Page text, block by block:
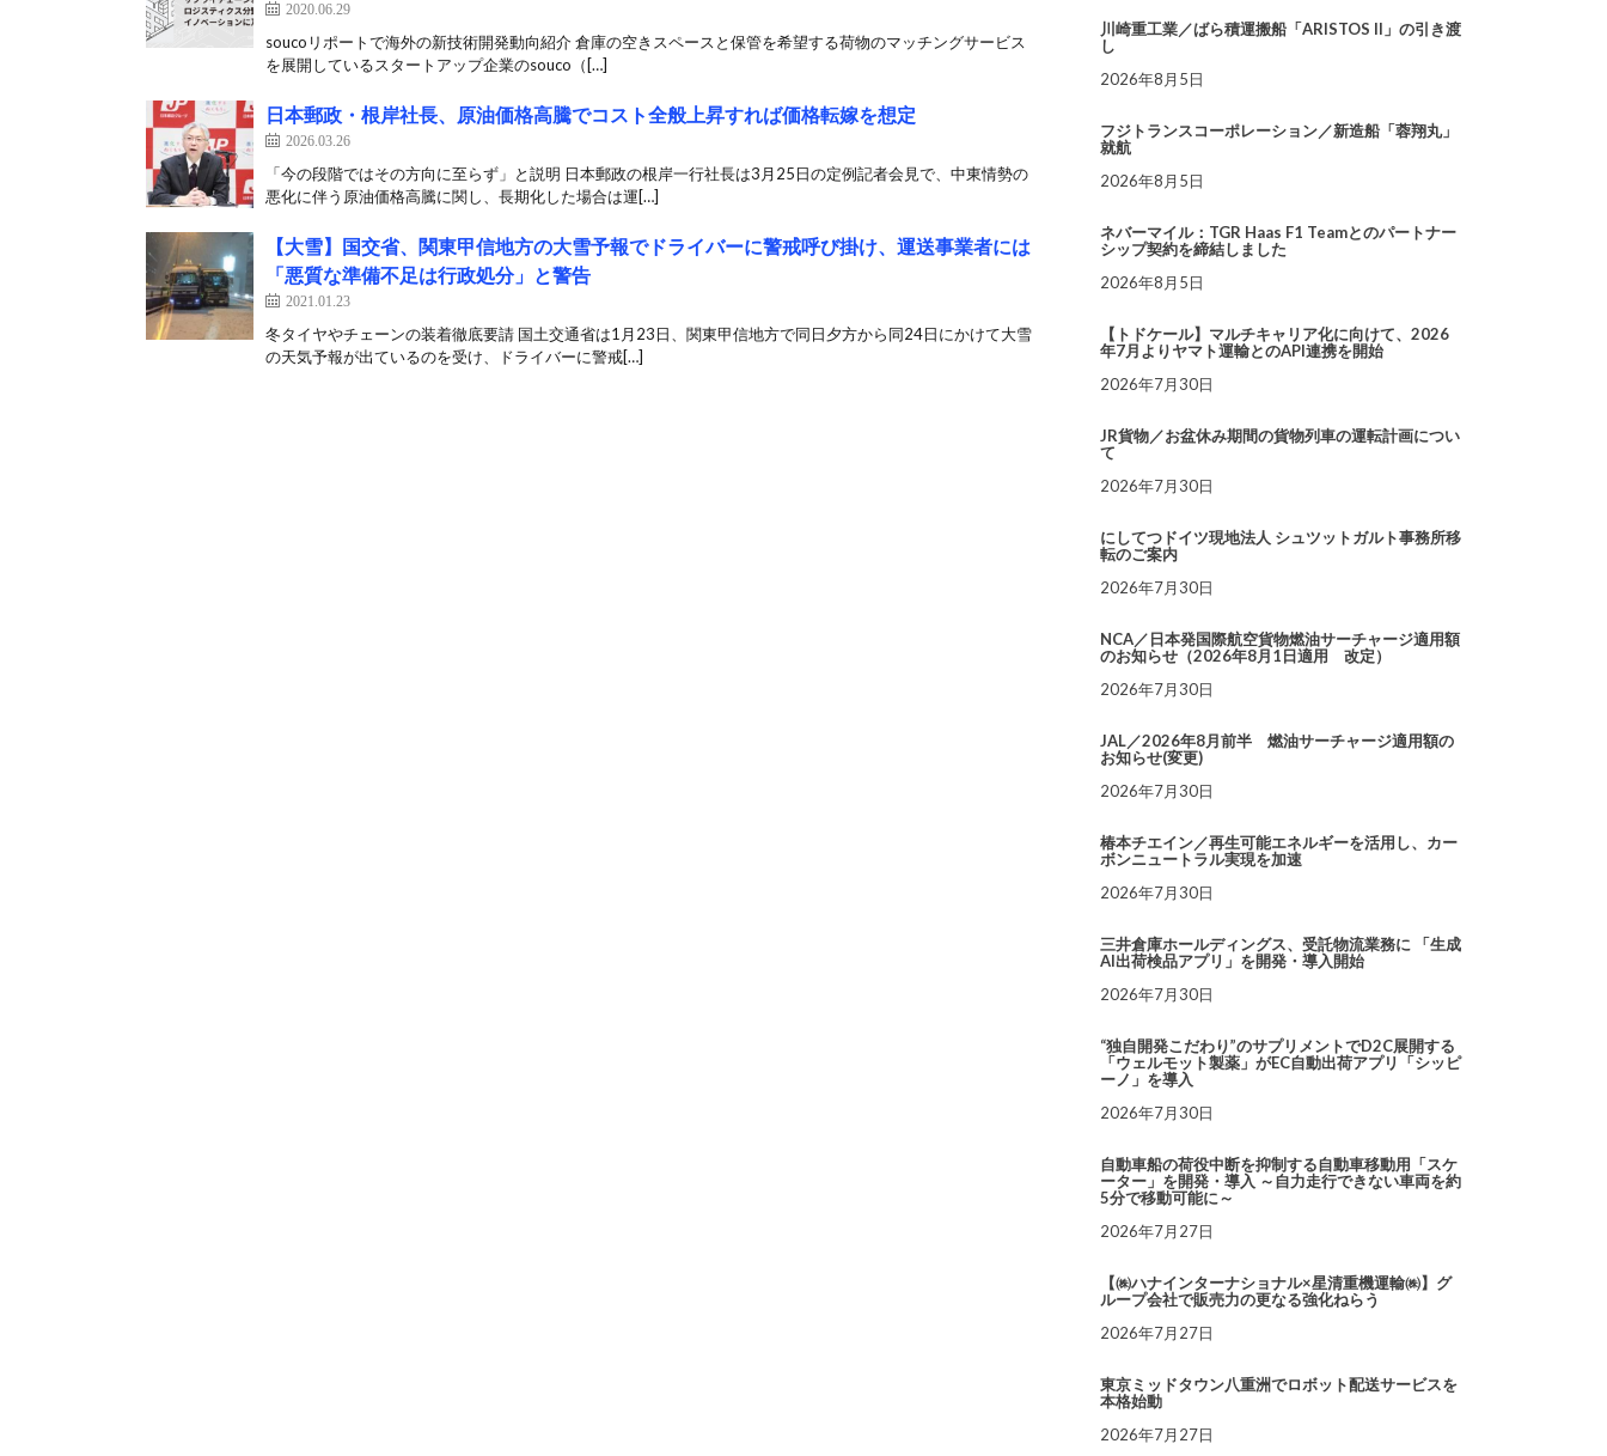
2020.06.29
soucoリポートで海外の新技術開発動向紹介 倉庫の空きスペースと保管を希望する荷物のマッチングサービス
を展開しているスタートアップ企業のsouco（[…]
日本郵政・根岸社長、原油価格高騰でコスト全般上昇すれば価格転嫁を想定
2026.03.26
「今の段階ではその方向に至らず」と説明 日本郵政の根岸一行社長は3月25日の定例記者会見で、中東情勢の
悪化に伴う原油価格高騰に関し、長期化した場合は運[…]
【大雪】国交省、関東甲信地方の大雪予報でドライバーに警戒呼び掛け、運送事業者には
「悪質な準備不足は行政処分」と警告
2021.01.23
冬タイヤやチェーンの装着徹底要請 国土交通省は1月23日、関東甲信地方で同日夕方から同24日にかけて大雪
の天気予報が出ているのを受け、ドライバーに警戒[…]
川崎重工業／ばら積運搬船「ARISTOS II」の引き渡
し
2026年8月5日
フジトランスコーポレーション／新造船「蓉翔丸」
就航
2026年8月5日
ネバーマイル：TGR Haas F1 Teamとのパートナー
シップ契約を締結しました
2026年8月5日
【トドケール】マルチキャリア化に向けて、2026
年7月よりヤマト運輸とのAPI連携を開始
2026年7月30日
JR貨物／お盆休み期間の貨物列車の運転計画につい
て
2026年7月30日
にしてつドイツ現地法人 シュツットガルト事務所移
転のご案内
2026年7月30日
NCA／日本発国際航空貨物燃油サーチャージ適用額
のお知らせ（2026年8月1日適用 改定）
2026年7月30日
JAL／2026年8月前半 燃油サーチャージ適用額の
お知らせ(変更)
2026年7月30日
椿本チエイン／再生可能エネルギーを活用し、カー
ボンニュートラル実現を加速
2026年7月30日
三井倉庫ホールディングス、受託物流業務に 「生成
AI出荷検品アプリ」を開発・導入開始
2026年7月30日
“独自開発こだわり”のサプリメントでD2C展開する
「ウェルモット製薬」がEC自動出荷アプリ「シッピ
ーノ」を導入
2026年7月30日
自動車船の荷役中断を抑制する自動車移動用「スケ
ーター」を開発・導入 ～自力走行できない車両を約
5分で移動可能に～
2026年7月27日
【㈱ハナインターナショナル×星清重機運輸㈱】グ
ループ会社で販売力の更なる強化ねらう
2026年7月27日
東京ミッドタウン八重洲でロボット配送サービスを
本格始動
2026年7月27日